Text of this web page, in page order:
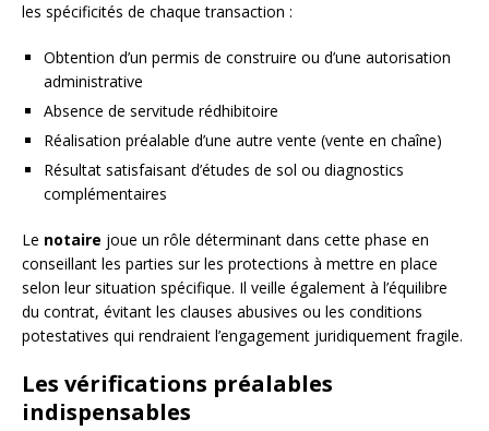
les spécificités de chaque transaction :
Obtention d’un permis de construire ou d’une autorisation
administrative
Absence de servitude rédhibitoire
Réalisation préalable d’une autre vente (vente en chaîne)
Résultat satisfaisant d’études de sol ou diagnostics
complémentaires
Le notaire joue un rôle déterminant dans cette phase en
conseillant les parties sur les protections à mettre en place
selon leur situation spécifique. Il veille également à l’équilibre
du contrat, évitant les clauses abusives ou les conditions
potestatives qui rendraient l’engagement juridiquement fragile.
Les vérifications préalables
indispensables